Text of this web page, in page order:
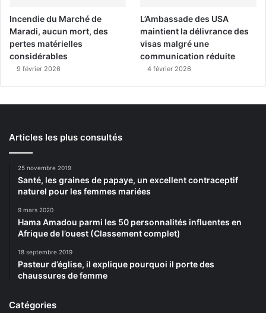
Incendie du Marché de
Maradi, aucun mort, des
pertes matérielles
considérables
9 février 2026
L’Ambassade des USA
maintient la délivrance des
visas malgré une
communication réduite
4 février 2026
Articles les plus consultés
25 novembre 2019
Santé, les graines de papaye, un excellent contraceptif
naturel pour les femmes mariées
9 mars 2020
Hama Amadou parmi les 50 personnalités influentes en
Afrique de l’ouest (Classement complet)
18 septembre 2019
Pasteur d’église, il explique pourquoi il porte des
chaussures de femme
Catégories